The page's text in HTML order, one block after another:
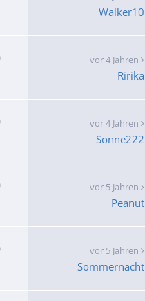
Walker10
vor 4 Jahren
Ririka
vor 4 Jahren
Sonne222
vor 5 Jahren
Peanut
vor 5 Jahren
Sommernacht